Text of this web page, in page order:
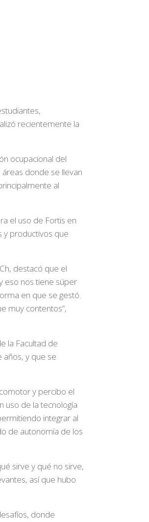
recientemente la
ocupacional del
donde se llevan
al
el uso de Fortis en
y productivos que
destacó que el
eso nos tiene súper
en que se gestó.
muy contentos”,
la Facultad de
años, y que se
y percibo el
uso de la tecnología
integrar al
de autonomía de los
sirve y qué no sirve,
así que hubo
donde